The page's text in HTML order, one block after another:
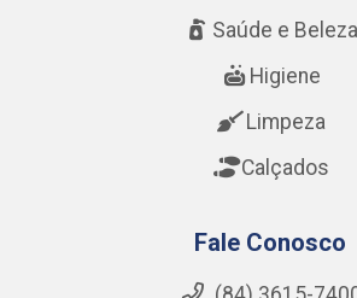
Saúde e Beleza
Higiene
Limpeza
Calçados
Fale Conosco